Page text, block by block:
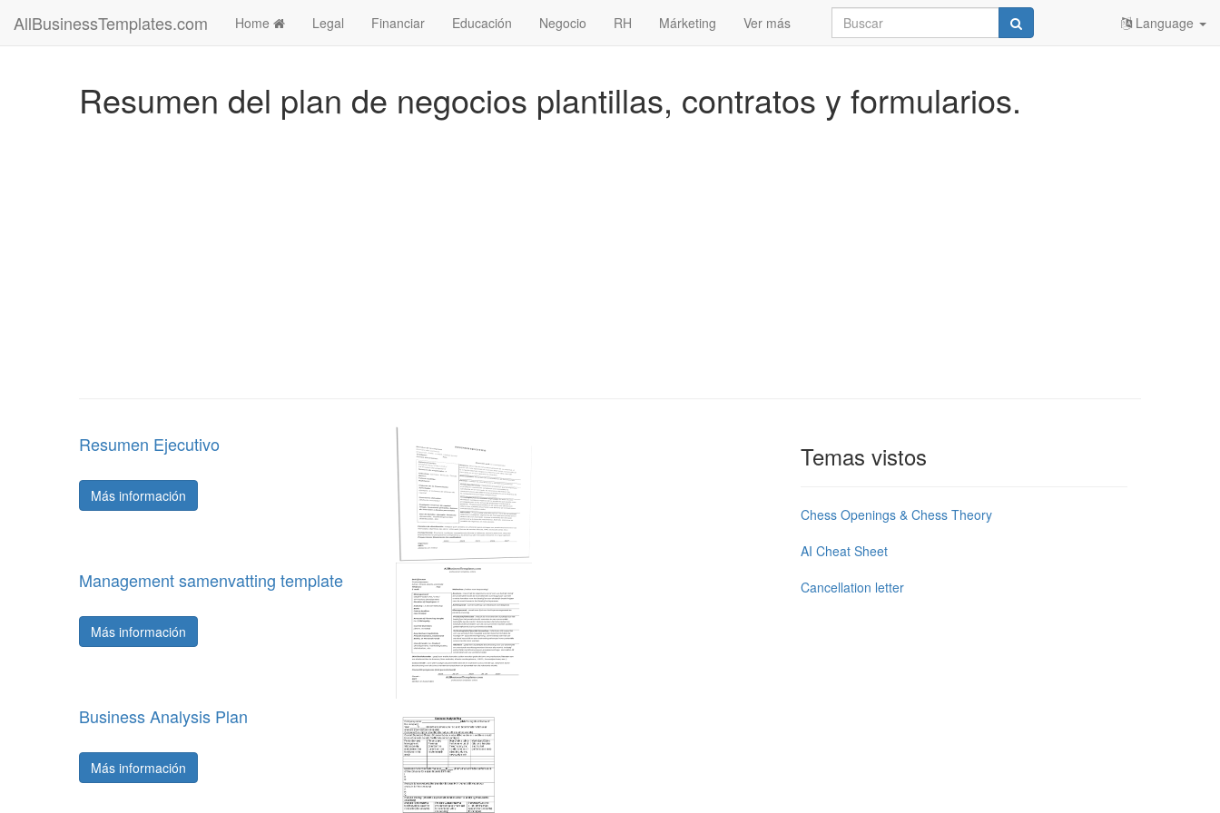
AllBusinessTemplates.com Home Legal Financiar Educación Negocio RH Márketing Ver más Language
Resumen del plan de negocios plantillas, contratos y formularios.
Resumen Ejecutivo
Más información
Management samenvatting template
Más información
Business Analysis Plan
Más información
Temas vistos
Chess Openings & Chess Theory
AI Cheat Sheet
Cancellation letter